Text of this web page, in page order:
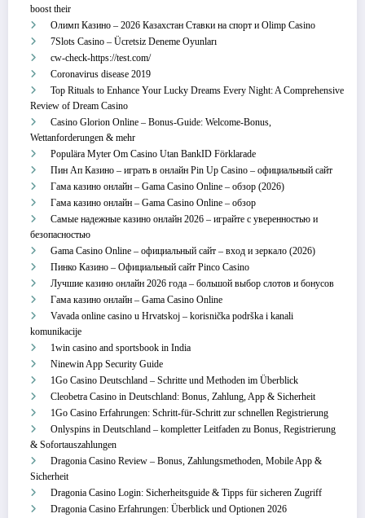
boost their
Олимп Казино – 2026 Казахстан Ставки на спорт и Olimp Casino
7Slots Casino – Ücretsiz Deneme Oyunları
cw-check-https://test.com/
Coronavirus disease 2019
Top Rituals to Enhance Your Lucky Dreams Every Night: A Comprehensive
Review of Dream Casino
Casino Glorion Online – Bonus‑Guide: Welcome‑Bonus,
Wettanforderungen & mehr
Populära Myter Om Casino Utan BankID Förklarade
Пин Ап Казино – играть в онлайн Pin Up Casino – официальный сайт
Гама казино онлайн – Gama Casino Online – обзор (2026)
Гама казино онлайн – Gama Casino Online – обзор
Самые надежные казино онлайн 2026 – играйте с уверенностью и
безопасностью
Gama Casino Online – официальный сайт – вход и зеркало (2026)
Пинко Казино – Официальный сайт Pinco Casino
Лучшие казино онлайн 2026 года – большой выбор слотов и бонусов
Гама казино онлайн – Gama Casino Online
Vavada online casino u Hrvatskoj – korisnička podrška i kanali
komunikacije
1win casino and sportsbook in India
Ninewin App Security Guide
1Go Casino Deutschland – Schritte und Methoden im Überblick
Cleobetra Casino in Deutschland: Bonus, Zahlung, App & Sicherheit
1Go Casino Erfahrungen: Schritt‑für‑Schritt zur schnellen Registrierung
Onlyspins in Deutschland – kompletter Leitfaden zu Bonus, Registrierung
& Sofortauszahlungen
Dragonia Casino Review – Bonus, Zahlungsmethoden, Mobile App &
Sicherheit
Dragonia Casino Login: Sicherheitsguide & Tipps für sicheren Zugriff
Dragonia Casino Erfahrungen: Überblick und Optionen 2026